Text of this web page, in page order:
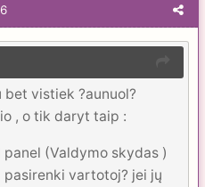
bet vistiek ?aunuol?
, o tik daryt taip :
(Valdymo skydas )
vartotoj? jei jų